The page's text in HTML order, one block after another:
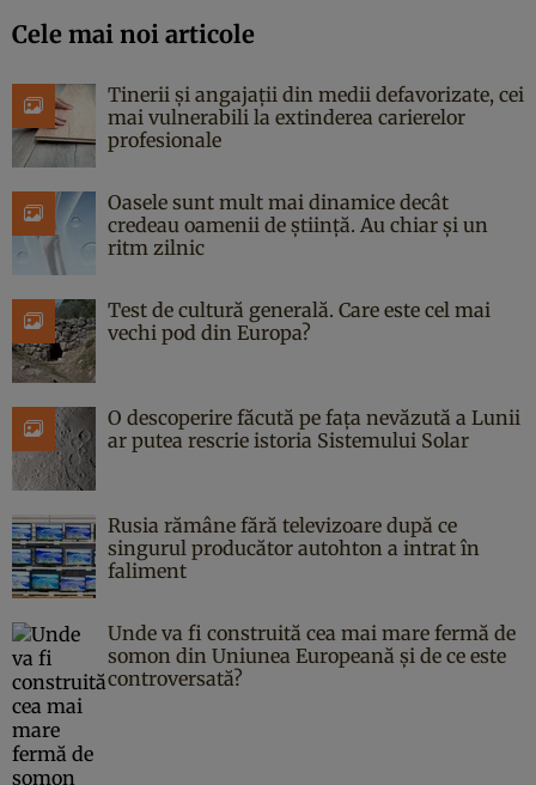
Cele mai noi articole
Tinerii și angajații din medii defavorizate, cei
mai vulnerabili la extinderea carierelor
profesionale
Oasele sunt mult mai dinamice decât
credeau oamenii de știință. Au chiar și un
ritm zilnic
Test de cultură generală. Care este cel mai
vechi pod din Europa?
O descoperire făcută pe fața nevăzută a Lunii
ar putea rescrie istoria Sistemului Solar
Rusia rămâne fără televizoare după ce
singurul producător autohton a intrat în
faliment
Unde va fi construită cea mai mare fermă de
somon din Uniunea Europeană și de ce este
controversată?